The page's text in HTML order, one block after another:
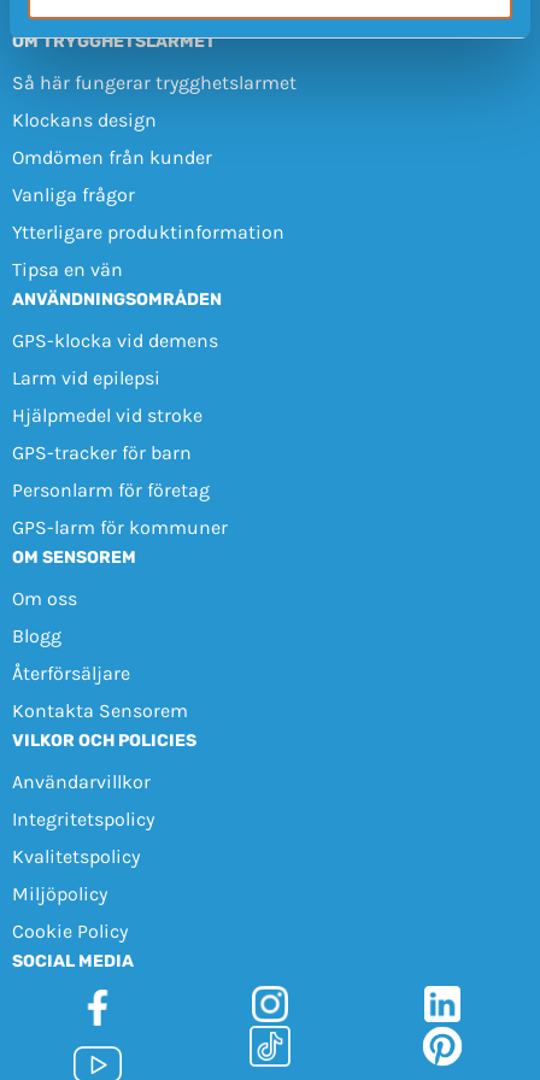
OM TRYGGHETSLARMET
Så här fungerar trygghetslarmet
Klockans design
Omdömen från kunder
Vanliga frågor
Ytterligare produktinformation
Tipsa en vän
ANVÄNDNINGSOMRÅDEN
GPS-klocka vid demens
Larm vid epilepsi
Hjälpmedel vid stroke
GPS-tracker för barn
Personlarm för företag
GPS-larm för kommuner
OM SENSOREM
Om oss
Blogg
Återförsäljare
Kontakta Sensorem
VILKOR OCH POLICIES
Användarvillkor
Integritetspolicy
Kvalitetspolicy
Miljöpolicy
Cookie Policy
SOCIAL MEDIA